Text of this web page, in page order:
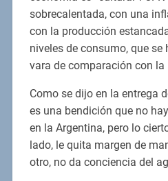
sobrecalentada, con una
con la producción
niveles de consumo, que
vara de comparación con
Como se dijo en la entrega
es una bendición que no
en la Argentina, pero lo
lado, le quita margen de
otro, no da conciencia del